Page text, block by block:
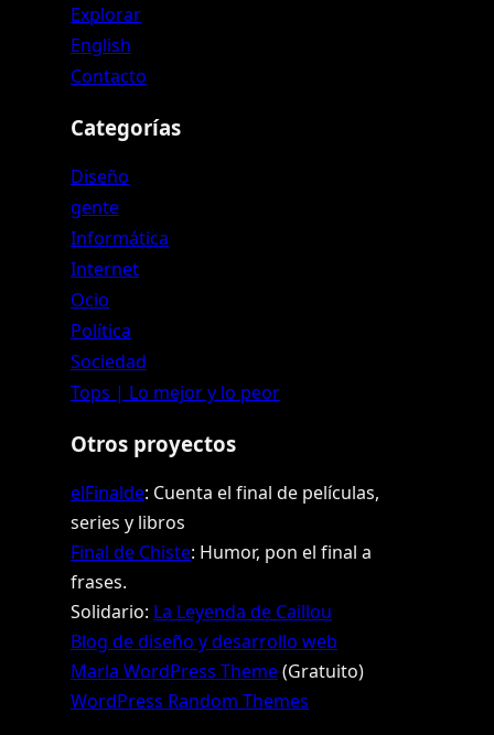
Explorar
English
Contacto
Categorías
Diseño
gente
Informática
Internet
Ocio
Política
Sociedad
Tops | Lo mejor y lo peor
Otros proyectos
elFinalde: Cuenta el final de películas,
series y libros
Final de Chiste: Humor, pon el final a
frases.
Solidario: La Leyenda de Caillou
Blog de diseño y desarrollo web
Marla WordPress Theme(Gratuito)
WordPress Random Themes